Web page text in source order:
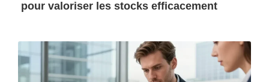
pour valoriser les stocks efficacement